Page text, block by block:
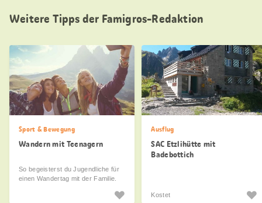
Weitere Tipps der Famigros-Redaktion
Sport & Bewegung
Wandern mit Teenagern
So begeisterst du Jugendliche für
einen Wandertag mit der Familie.
Ausflug
SAC Etzlihütte mit
Badebottich
Kostet